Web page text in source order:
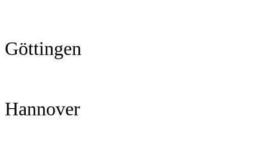
Göttingen
Hannover